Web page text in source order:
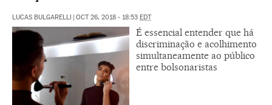
LUCAS BULGARELLI | OCT 26, 2018 - 18:53 EDT
É essencial entender que há
discriminação e acolhimento
simultaneamente ao público
entre bolsonaristas